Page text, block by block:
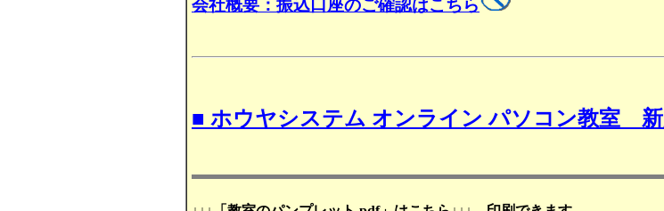
会社概要：振込口座のご確認はこちら
■ ホウヤシステム オンライン パソコン教室 新